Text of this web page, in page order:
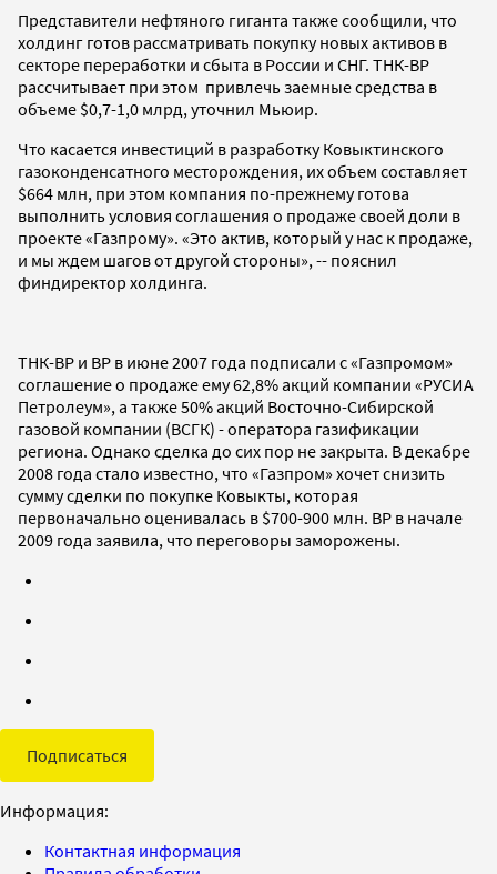
Представители нефтяного гиганта также сообщили, что
холдинг готов рассматривать покупку новых активов в
секторе переработки и сбыта в России и СНГ. ТНК-BP
рассчитывает при этом привлечь заемные средства в
объеме $0,7-1,0 млрд, уточнил Мьюир.
Что касается инвестиций в разработку Ковыктинского
газоконденсатного месторождения, их объем составляет
$664 млн, при этом компания по-прежнему готова
выполнить условия соглашения о продаже своей доли в
проекте «Газпрому». «Это актив, который у нас к продаже,
и мы ждем шагов от другой стороны», -- пояснил
финдиректор холдинга.
ТНК-ВР и BP в июне 2007 года подписали с «Газпромом»
соглашение о продаже ему 62,8% акций компании «РУСИА
Петролеум», а также 50% акций Восточно-Сибирской
газовой компании (ВСГК) - оператора газификации
региона. Однако сделка до сих пор не закрыта. В декабре
2008 года стало известно, что «Газпром» хочет снизить
сумму сделки по покупке Ковыкты, которая
первоначально оценивалась в $700-900 млн. ВР в начале
2009 года заявила, что переговоры заморожены.
Подписаться
Информация:
Контактная информация